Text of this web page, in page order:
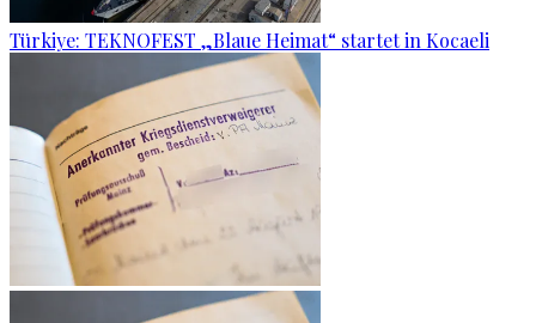
Türkiye: TEKNOFEST „Blaue Heimat“ startet in Kocaeli